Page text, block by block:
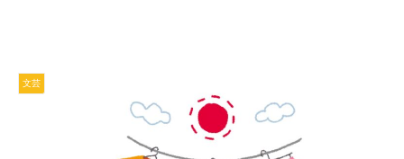
文芸